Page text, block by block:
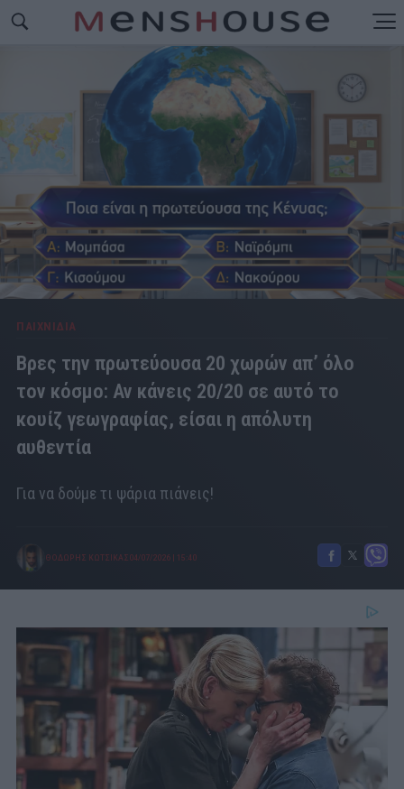
ΠΑΙΧΝΙΔΙΑ
Βρες την πρωτεύουσα 20 χωρών απ’ όλο
τον κόσμο: Αν κάνεις 20/20 σε αυτό το
κουίζ γεωγραφίας, είσαι η απόλυτη
αυθεντία
Για να δούμε τι ψάρια πιάνεις!
ΘΟΔΩΡΗΣ ΚΩΤΣΙΚΑΣ 04/07/2026 15:40